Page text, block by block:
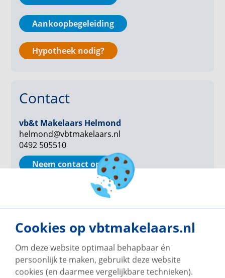
verwachting eind 2027 opgeleverd.
Aankoopbegeleiding
Hypotheek nodig?
Contact
vb&t Makelaars Helmond
helmond@vbtmakelaars.nl
0492 505510
Neem contact op
Cookies op vbtmakelaars.nl
Om deze website optimaal behapbaar én
persoonlijk te maken, gebruikt deze website
cookies (en daarmee vergelijkbare technieken).